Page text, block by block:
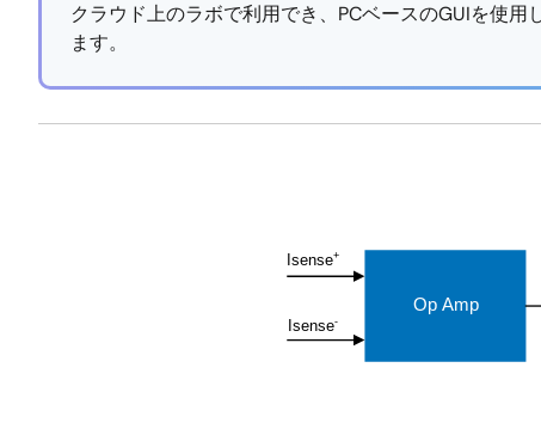
クラウド上のラボで利用でき、PCベースのGUIを使
ます。
Op Amp
Isense+
Isense-